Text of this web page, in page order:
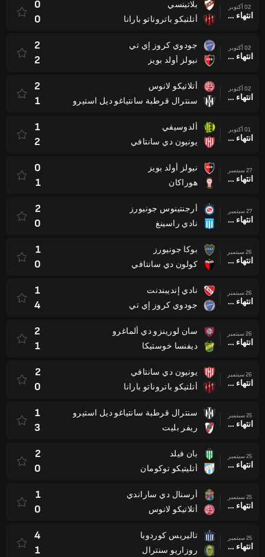
02 أكتوبر
انتهاء وقت المباراة
بلاتينسي
أتلتيكو باتروناتو بارانا
0
0
02 أكتوبر
انتهاء وقت المباراة
جودوي كروز إي تي
نيولز أولد بويز
2
2
02 أكتوبر
انتهاء وقت المباراة
أتلاتيكو لانوس
سنترال قرطبة سانتياغو ديل استيرو
2
1
01 أكتوبر
انتهاء وقت المباراة
ألدوسيفي
يونيون دي سانتافي
1
2
27 سبتمبر
انتهاء وقت المباراة
نيولز أولد بويز
هوراكان
0
1
27 سبتمبر
انتهاء وقت المباراة
أرجنتينوس جونيورز
نادي راسينغ
2
0
26 سبتمبر
انتهاء وقت المباراة
بوكا جونيورز
كولون دي سانتافي
1
0
26 سبتمبر
انتهاء وقت المباراة
نادي إنديبندنت
جودوي كروز إي تي
1
4
26 سبتمبر
انتهاء وقت المباراة
سان لورينزو دي ألماغرو
ديفنسا خوستيكا
2
1
26 سبتمبر
انتهاء وقت المباراة
يونيون دي سانتافي
أتلتيكو باتروناتو بارانا
2
0
25 سبتمبر
انتهاء وقت المباراة
سنترال قرطبة سانتياغو ديل استيرو
ريفر بليت
1
3
25 سبتمبر
انتهاء وقت المباراة
بان فيلد
أتليتيكو توكومان
2
0
25 سبتمبر
انتهاء وقت المباراة
أرسنال دي ساراندي
أتلاتيكو لانوس
1
0
25 سبتمبر
انتهاء وقت المباراة
تاليريس كوردوبا
روزاريو سنترال
4
1